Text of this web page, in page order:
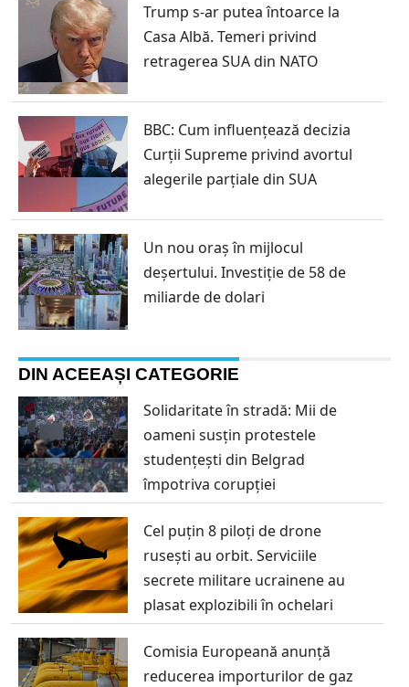
Trump s-ar putea întoarce la
Casa Albă. Temeri privind
retragerea SUA din NATO
BBC: Cum influențează decizia
Curții Supreme privind avortul
alegerile parțiale din SUA
Un nou oraș în mijlocul
deșertului. Investiție de 58 de
miliarde de dolari
DIN ACEEAȘI CATEGORIE
Solidaritate în stradă: Mii de
oameni susțin protestele
studențești din Belgrad
împotriva corupției
Cel puțin 8 piloți de drone
rusești au orbit. Serviciile
secrete militare ucrainene au
plasat explozibili în ochelari
Comisia Europeană anunță
reducerea importurilor de gaz